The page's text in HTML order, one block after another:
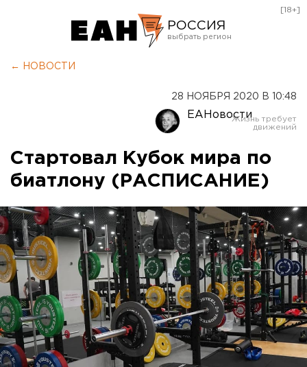
РОССИЯ
Оренбург
[18+]
← НОВОСТИ
28 НОЯБРЯ 2020 В 10:48
ЕАНовости
Стартовал Кубок мира по
биатлону (РАСПИСАНИЕ)